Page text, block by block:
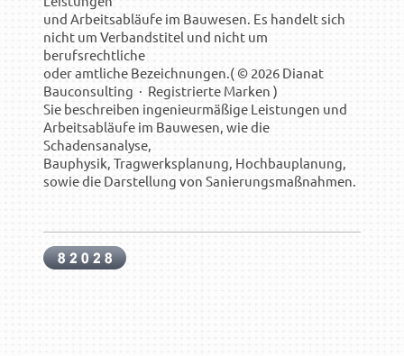
und Arbeitsabläufe im Bauwesen. Es handelt sich
nicht um Verbandstitel und nicht um
berufsrechtliche
oder amtliche Bezeichnungen.( © 2026 Dianat
Bauconsulting · Registrierte Marken )
Sie beschreiben ingenieurmäßige Leistungen und
Arbeitsabläufe im Bauwesen, wie die
Schadensanalyse,
Bauphysik, Tragwerksplanung, Hochbauplanung,
sowie die Darstellung von Sanierungsmaßnahmen.